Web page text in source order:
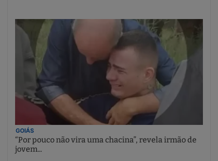
GOIÁS
“Por pouco não vira uma chacina”, revela irmão de
jovem...